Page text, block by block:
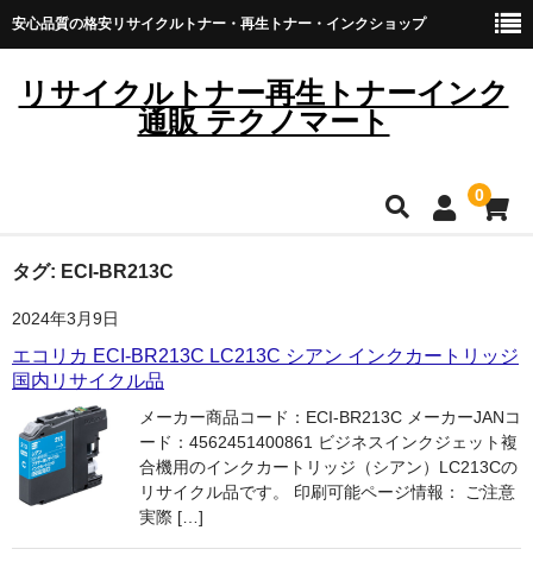
安心品質の格安リサイクルトナー・再生トナー・インクショップ
リサイクルトナー再生トナーインク
通販 テクノマート
0
HOME
雑貨・日用品
トナーカートリッジ
キヤノン
ブラザー
タグ: ECI-BR213C
2024年3月9日
エコリカ ECI-BR213C LC213C シアン インクカートリッジ
国内リサイクル品
メーカー商品コード：ECI-BR213C メーカーJANコ
ード：4562451400861 ビジネスインクジェット複
合機用のインクカートリッジ（シアン）LC213Cの
リサイクル品です。 印刷可能ページ情報： ご注意
実際 […]